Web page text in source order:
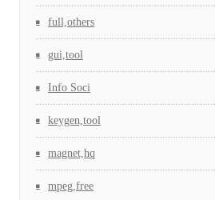
full,others
gui,tool
Info Soci
keygen,tool
magnet,hq
mpeg,free